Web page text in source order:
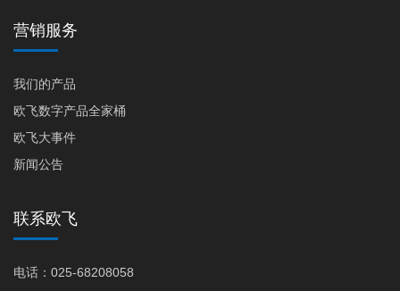
营销服务
我们的产品
欧飞数字产品全家桶
欧飞大事件
新闻公告
联系欧飞
电话：025-68208058